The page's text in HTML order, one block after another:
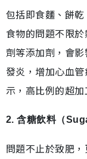
包括即食麵、餅
食物的問題不限
劑等添加劑，會
發炎，增加心血
示，高比例的超
2. 含糖飲料（
問題不止於致肥